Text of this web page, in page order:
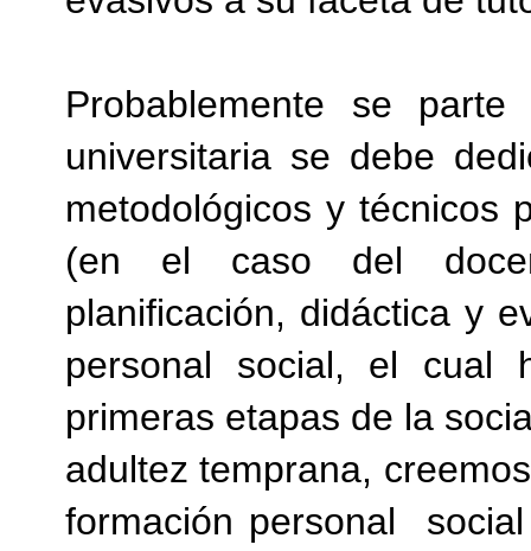
Probablemente se
universitaria se debe
metodológicos y técnicos
(en el caso del
planificación, didáctica y
personal social, el cual
primeras etapas de la
adultez temprana,
formación personal